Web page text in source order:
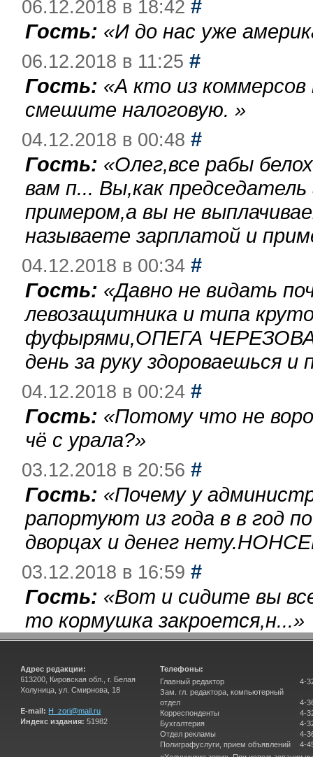
06.12.2018 в 18:42 #
Гость: «И до нас уже
06.12.2018 в 11:25 #
Гость: «А кто из
смешите налоговую. »
04.12.2018 в 00:48 #
Гость: «Олег,все рабы
вам п... Вы,как
примером,а вы не
называете зарплатой и
04.12.2018 в 00:34 #
Гость: «Давно не видать
левозащитника и типа
фуфырями,ОПЕГА
день за руку здороваешься
04.12.2018 в 00:24 #
Гость: «Потому что не
чё с урала?»
03.12.2018 в 20:56 #
Гость: «Почему у
рапортуют из года в в год
дворцах и денег
03.12.2018 в 16:59 #
Гость: «Вот и сидите вы
то кормушка закроется,н...»
Адрес редакции:
613200, Кировская обл., г. Белая
Холуница, ул. Смирнова, 18
E-mail: H_zori@mail.ru
Индекс издания: 51982
Телефоны:
Главный редактор
Зам. гл. редактора, компьютерный
отдел
Корреспонденты
Бухгалтерия
Отдел рекламы
Полиграфуслуги, прием объявлений
4-
4-
4-
4-
4-
4-